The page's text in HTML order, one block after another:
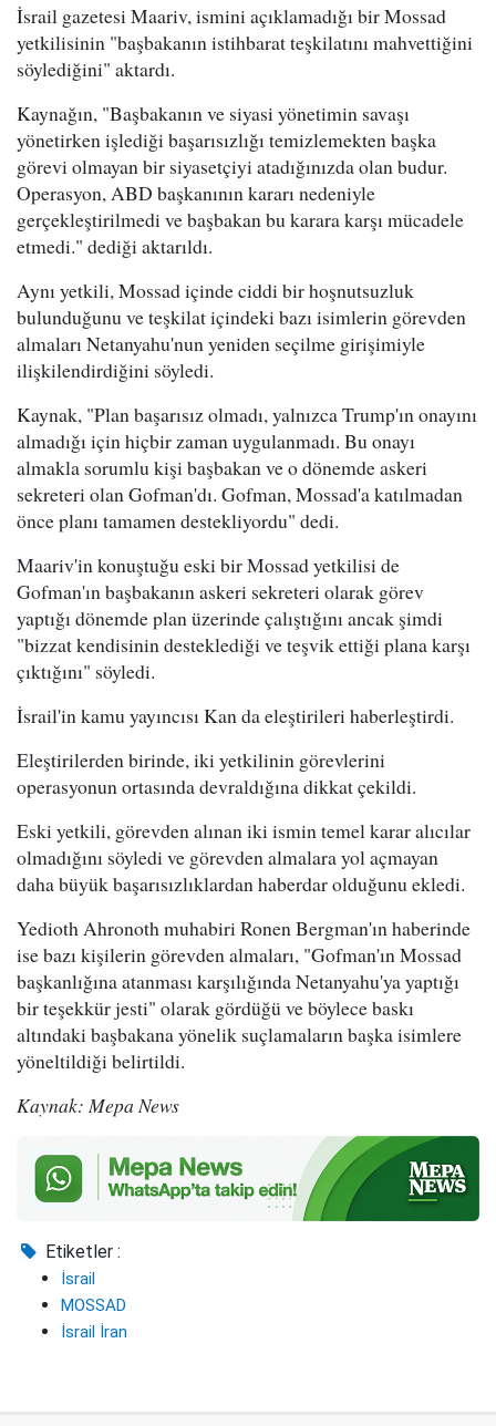
İsrail gazetesi Maariv, ismini açıklamadığı bir Mossad
yetkilisinin "başbakanın istihbarat teşkilatını mahvettiğini
söylediğini" aktardı.
Kaynağın, "Başbakanın ve siyasi yönetimin savaşı
yönetirken işlediği başarısızlığı temizlemekten başka
görevi olmayan bir siyasetçiyi atadığınızda olan budur.
Operasyon, ABD başkanının kararı nedeniyle
gerçekleştirilmedi ve başbakan bu karara karşı mücadele
etmedi." dediği aktarıldı.
Aynı yetkili, Mossad içinde ciddi bir hoşnutsuzluk
bulunduğunu ve teşkilat içindeki bazı isimlerin görevden
almaları Netanyahu'nun yeniden seçilme girişimiyle
ilişkilendirdiğini söyledi.
Kaynak, "Plan başarısız olmadı, yalnızca Trump'ın onayını
almadığı için hiçbir zaman uygulanmadı. Bu onayı
almakla sorumlu kişi başbakan ve o dönemde askeri
sekreteri olan Gofman'dı. Gofman, Mossad'a katılmadan
önce planı tamamen destekliyordu" dedi.
Maariv'in konuştuğu eski bir Mossad yetkilisi de
Gofman'ın başbakanın askeri sekreteri olarak görev
yaptığı dönemde plan üzerinde çalıştığını ancak şimdi
"bizzat kendisinin desteklediği ve teşvik ettiği plana karşı
çıktığını" söyledi.
İsrail'in kamu yayıncısı Kan da eleştirileri haberleştirdi.
Eleştirilerden birinde, iki yetkilinin görevlerini
operasyonun ortasında devraldığına dikkat çekildi.
Eski yetkili, görevden alınan iki ismin temel karar alıcılar
olmadığını söyledi ve görevden almalara yol açmayan
daha büyük başarısızlıklardan haberdar olduğunu ekledi.
Yedioth Ahronoth muhabiri Ronen Bergman'ın haberinde
ise bazı kişilerin görevden almaları, "Gofman'ın Mossad
başkanlığına atanması karşılığında Netanyahu'ya yaptığı
bir teşekkür jesti" olarak gördüğü ve böylece baskı
altındaki başbakana yönelik suçlamaların başka isimlere
yöneltildiği belirtildi.
Kaynak: Mepa News
Etiketler :
İsrail
MOSSAD
İsrail İran